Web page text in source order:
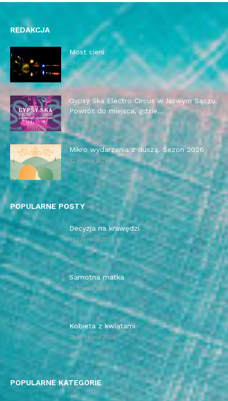
REDAKCJA
Most cieni
29 czerwca 2026
Gypsy Ska Electro Circus w Nowym Sączu.
Powrót do miejsca, gdzie...
13 maja 2026
Mikro wydarzenia z duszą. Sezon 2026
12 marca 2026
POPULARNE POSTY
Decyzja na krawędzi
15 czerwca 2015
Samotna matka
21 marca 2014
Kobieta z kwiatami
28 września 2014
POPULARNE KATEGORIE